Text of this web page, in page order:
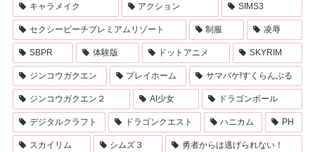
キャラメイク アクション SIMS3
セクシービーチプレミアムリゾート 制服 凌辱
SBPR 体験版 ドットアニメ SKYRIM
ジンコウガクエン プレイホーム サマバケ!すくらんぶる
ジンコウガクエン２ AI少女 ドラゴンボール
デジタルクラフト ドラゴンクエスト ハニカム PH
スカイリム シムズ３ 勇者からは逃げられない！